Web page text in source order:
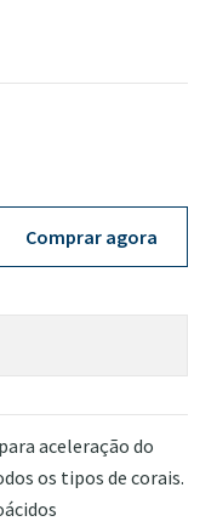
Comprar agora
aceleração do
os tipos de corais.